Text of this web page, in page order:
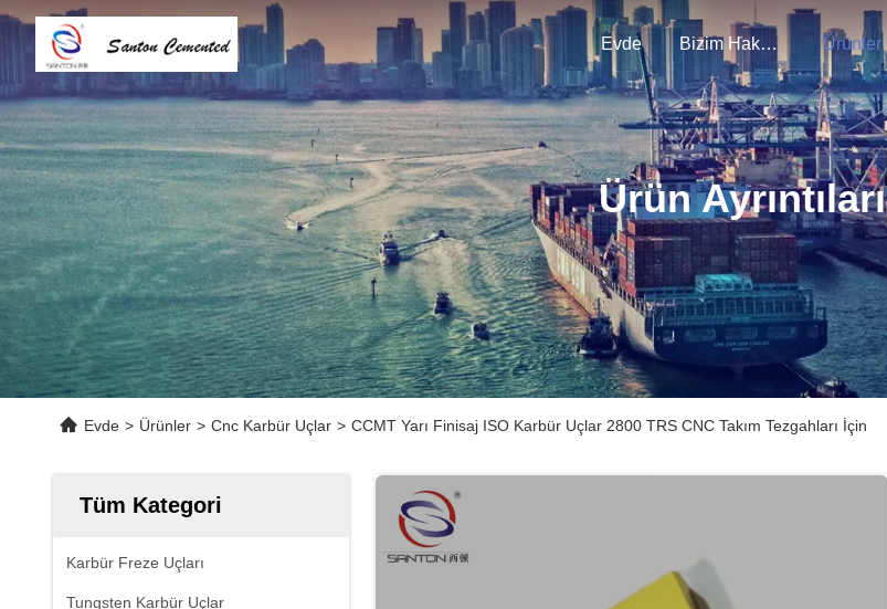
Evde Bizim Hakkımızda Ürünler
Ürün Ayrıntıları
Evde > Ürünler > Cnc Karbür Uçlar > CCMT Yarı Finisaj ISO Karbür Uçlar 2800 TRS CNC Takım Tezgahları İçin
Tüm Kategori
Karbür Freze Uçları
Tungsten Karbür Uçlar